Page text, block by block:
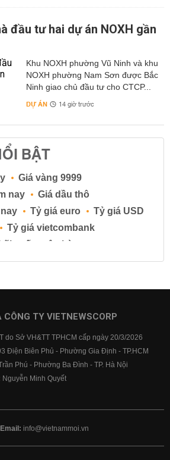
đầu tư hai dự án NOXH gần
Khu NOXH phường Vũ Ninh và khu
NOXH phường Nam Sơn được Bắc
Ninh giao chủ đầu tư cho CTCP...
DỰ ÁN 14 giờ trước
BẬT
Giá vàng 9999
nay
Giá dầu thô
Tỷ giá euro
Tỷ giá USD
Tỷ giá vietcombank
suất ngân hàng
Lãi suất tiền gửi
BIDV
Vietcombank
TY VIETNEWSCORP
do Sở VH&TT TPHCM cấp ngày 20/3/2026
Điện Biên Phủ - Phường Gia Định - TP.HCM
Phú - Phường Ba Đình - TP. Hà Nội
Nguyễn Minh Quyết
Email: info@vietnammoi.vn